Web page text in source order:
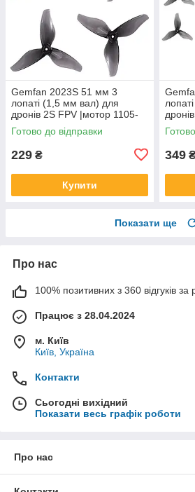
Gemfan 2023S 51 мм 3
лопаті (1,5 мм вал) для
дронів 2S FPV |мотор 1105-
1108| (4 шт, Clear Gray)
Готово до відправки
229 ₴
Купити
1108|
349
Показати ще
Про нас
100% позитивних з 360 відгуків за
Працює з 28.04.2024
м. Київ
Київ, Україна
Контакти
Сьогодні вихідний
Показати весь графік роботи
Про нас